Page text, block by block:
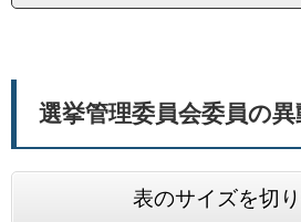
へ
選挙管理委員会委員の
表のサイズを切